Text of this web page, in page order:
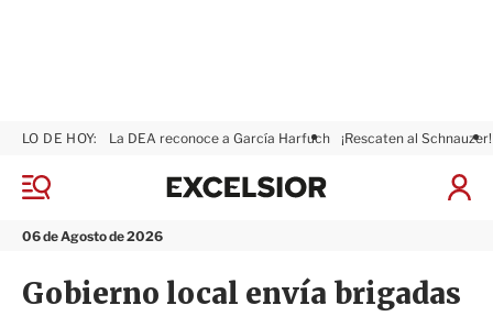
M
n
06 de Agosto de 2026
LO DE HOY: La DEA reconoce a García Harfuch ¡Rescaten al Schnauzer!
I
a
x
i
Gobierno local envía brigadas